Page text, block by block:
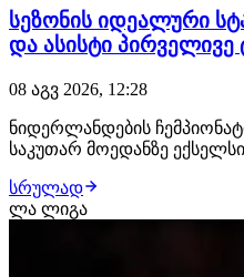
სეზონის იდეალური
და ასისტი პირველივე
08 აგვ 2026, 12:28
ნიდერლანდების
საკუთარ მოედანზე
ექსელსიორსის ქართველი
იეგოიანი. ერედივიზონის
სრულად
ლა ლიგა